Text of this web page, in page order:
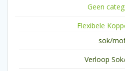
Geen
Flexibele
sok/
Verloop